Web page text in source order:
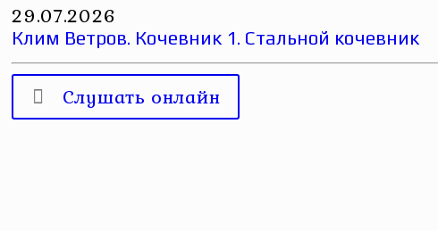
29.07.2026
Клим Ветров. Кочевник 1. Стальной кочевник
Слушать онлайн